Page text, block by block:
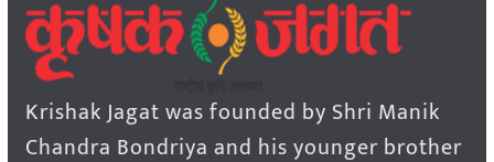
Krishak Jagat was founded by Shri Manik
Chandra Bondriya and his younger brother